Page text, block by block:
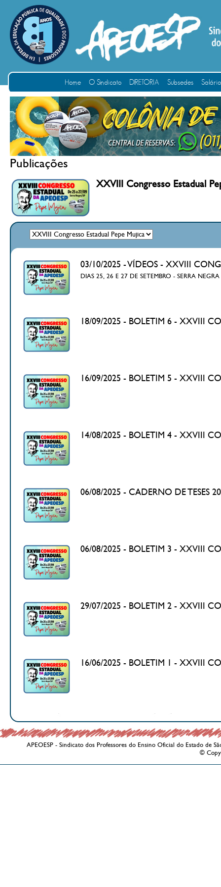
Home O Sindicato DIRETORIA Subsedes
Publicações
XXVIII Congresso Estadual
03/10/2025 - VÍDEOS - XXVIII
DIAS 25, 26 E 27 DE SETEMBRO - SERRA NEGRA
18/09/2025 - BOLETIM 6 - XXVIII
16/09/2025 - BOLETIM 5 - XXVIII
14/08/2025 - BOLETIM 4 - XXVIII
06/08/2025 - CADERNO DE TESES
06/08/2025 - BOLETIM 3 - XXVIII
29/07/2025 - BOLETIM 2 - XXVIII
16/06/2025 - BOLETIM 1 - XXVIII
APEOESP - Sindicato dos Professores do Ensino Oficial do Estado de
©